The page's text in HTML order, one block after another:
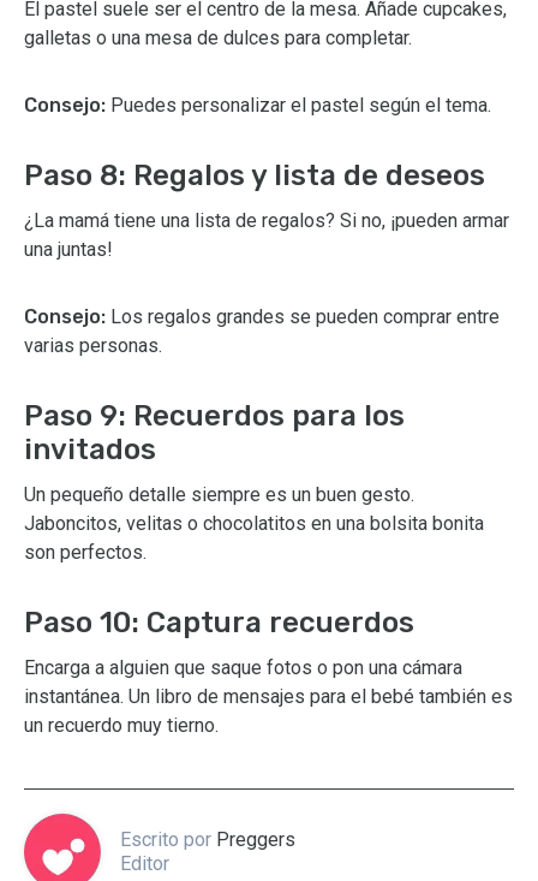
El pastel suele ser el centro de la mesa. Añade cupcakes,
galletas o una mesa de dulces para completar.
Consejo: Puedes personalizar el pastel según el tema.
Paso 8: Regalos y lista de deseos
¿La mamá tiene una lista de regalos? Si no, ¡pueden armar
una juntas!
Consejo: Los regalos grandes se pueden comprar entre
varias personas.
Paso 9: Recuerdos para los
invitados
Un pequeño detalle siempre es un buen gesto.
Jaboncitos, velitas o chocolatitos en una bolsita bonita
son perfectos.
Paso 10: Captura recuerdos
Encarga a alguien que saque fotos o pon una cámara
instantánea. Un libro de mensajes para el bebé también es
un recuerdo muy tierno.
Escrito por Preggers
Editor